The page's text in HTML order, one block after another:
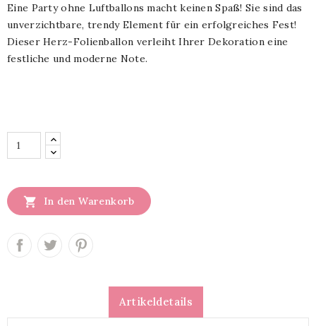
Eine Party ohne Luftballons macht keinen Spaß! Sie sind das
unverzichtbare, trendy Element für ein erfolgreiches Fest!
Dieser Herz-Folienballon verleiht Ihrer Dekoration eine
festliche und moderne Note.
 In den Warenkorb
Artikeldetails